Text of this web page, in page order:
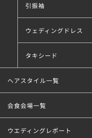
引振袖
ウェディングドレス
タキシード
ヘアスタイル一覧
会食会場一覧
ウエディングレポート